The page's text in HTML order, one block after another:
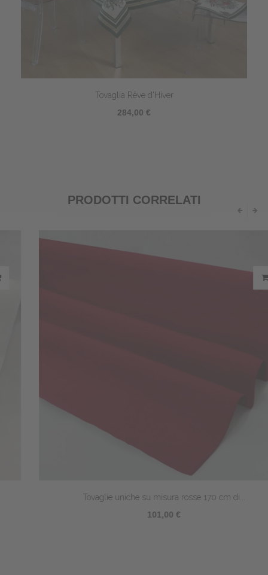
Tovaglia Rêve d'Hiver
284,00 €
PRODOTTI CORRELATI
Tovaglie uniche su misura rosse 170 cm di...
101,00 €